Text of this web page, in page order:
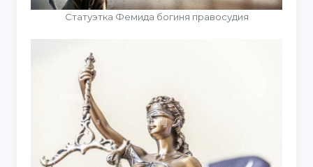
Статуэтка Фемида богиня правосудия